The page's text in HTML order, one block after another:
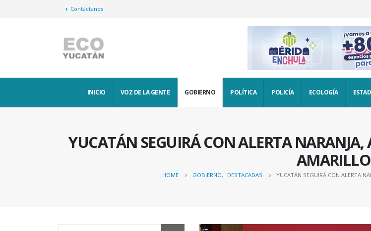
Contáctanos
INICIO VOZ DE LA GENTE GOBIERNO POLÍTICA POLICÍA ECOLOGÍA
YUCATÁN SEGUIRÁ CON ALERTA
AMARILLO
HOME GOBIERNO, DESTACADAS YUCATÁN SEGUIRÁ CON ALERTA